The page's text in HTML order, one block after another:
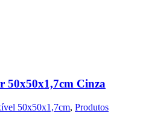
50x50x1,7cm Cinza
50x50x1,7cm, Produtos